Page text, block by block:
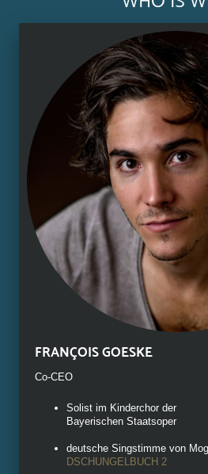
FRANÇOIS GOESKE
Co-CEO
Solist im Kinderchor der
Bayerischen Staatsoper
deutsche Singstimme von
DSCHUNGELBUCH 2